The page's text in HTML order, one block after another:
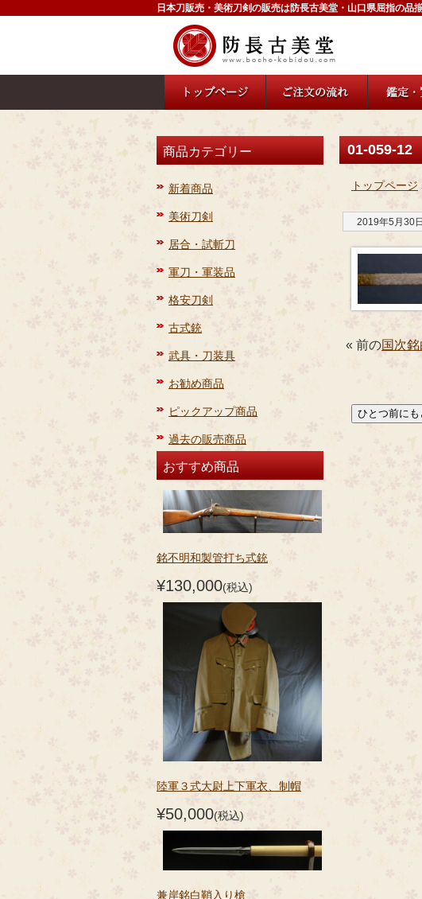
日本刀販売・美術刀剣の販売は防長古美堂・山口県屈指の品
商品カテゴリー
新着商品
美術刀剣
居合・試斬刀
軍刀・軍装品
格安刀剣
古式銃
武具・刀装具
お勧め商品
ピックアップ商品
過去の販売商品
おすすめ商品
銘不明和製管打ち式銃
¥130,000(税込)
陸軍３式大尉上下軍衣、制帽
¥50,000(税込)
兼岸銘白鞘入り槍
01-059-12
トップページ
2019年5月30日
« 前の国次